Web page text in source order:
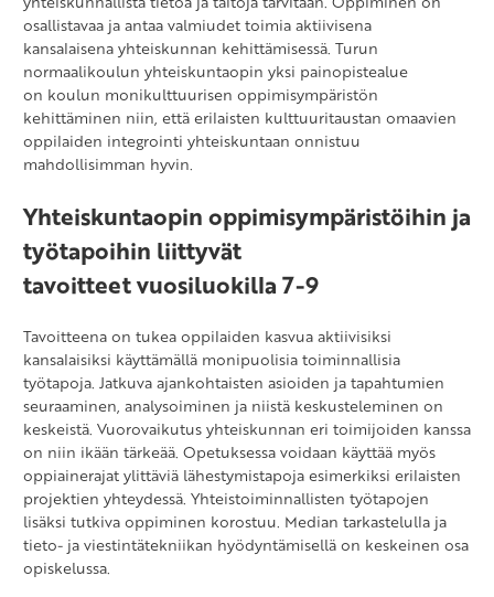
osallistavaa ja antaa valmiudet toimia aktiivisena
kansalaisena yhteiskunnan kehittämisessä. Turun
normaalikoulun yhteiskuntaopin yksi painopistealue
on koulun monikulttuurisen oppimisympäristön
kehittäminen niin, että erilaisten kulttuuritaustan omaavien
oppilaiden integrointi yhteiskuntaan onnistuu
mahdollisimman hyvin.
Yhteiskuntaopin oppimisympäristöihin ja
työtapoihin liittyvät
tavoitteet vuosiluokilla 7-9
Tavoitteena on tukea oppilaiden kasvua aktiivisiksi
kansalaisiksi käyttämällä monipuolisia toiminnallisia
työtapoja. Jatkuva ajankohtaisten asioiden ja tapahtumien
seuraaminen, analysoiminen ja niistä keskusteleminen on
keskeistä. Vuorovaikutus yhteiskunnan eri toimijoiden kanssa
on niin ikään tärkeää. Opetuksessa voidaan käyttää myös
oppiainerajat ylittäviä lähestymistapoja esimerkiksi erilaisten
projektien yhteydessä. Yhteistoiminnallisten työtapojen
lisäksi tutkiva oppiminen korostuu. Median tarkastelulla ja
tieto- ja viestintätekniikan hyödyntämisellä on keskeinen osa
opiskelussa.